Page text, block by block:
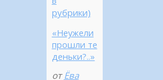
рубрики)
«Неужели
прошли те
деньки?..»
от Ёва